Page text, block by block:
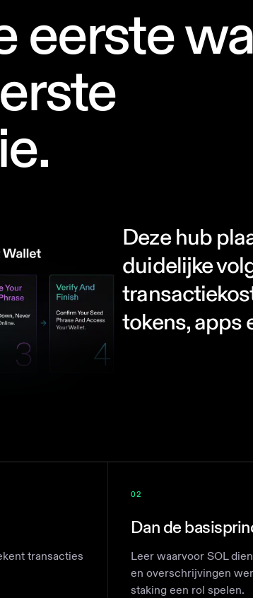
eerste
Deze hub
duidelijke
tokens, apps
transacties
02
Dan de
Leer waarvoor SOL
en overschrijvingen
staking een rol spelen.